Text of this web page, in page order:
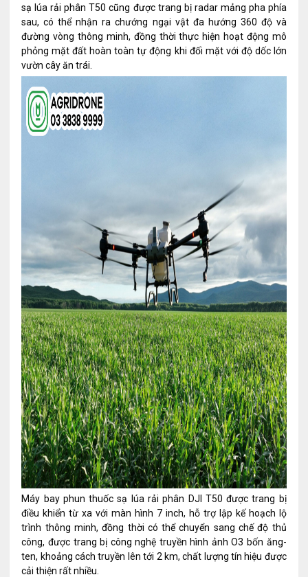
sạ lúa rải phân T50 cũng được trang bị radar mảng pha phía
sau, có thể nhận ra chướng ngại vật đa hướng 360 độ và
đường vòng thông minh, đồng thời thực hiện hoạt động mô
phỏng mặt đất hoàn toàn tự động khi đối mặt với độ dốc lớn
vườn cây ăn trái.
Máy bay phun thuốc sạ lúa rải phân DJI T50 được trang bị
điều khiển từ xa với màn hình 7 inch, hỗ trợ lập kế hoạch lộ
trình thông minh, đồng thời có thể chuyển sang chế độ thủ
công, được trang bị công nghệ truyền hình ảnh O3 bốn ăng-
ten, khoảng cách truyền lên tới 2 km, chất lượng tín hiệu được
cải thiện rất nhiều.